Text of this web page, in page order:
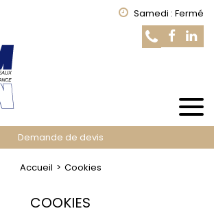
Samedi : Fermé
Demande de devis
Accueil Cookies
COOKIES